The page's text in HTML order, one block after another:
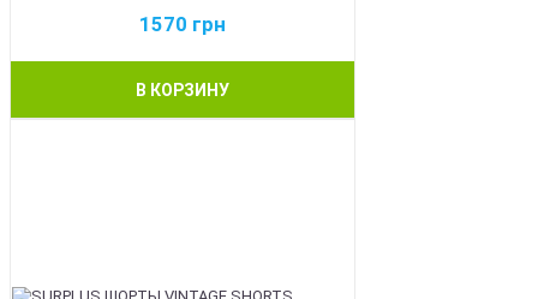
1570 грн
В КОРЗИНУ